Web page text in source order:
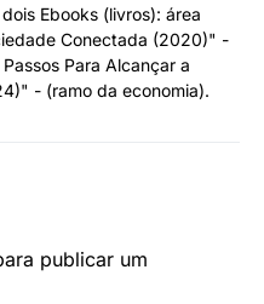
Ebooks (livros): área
Conectada (2020)" -
Para Alcançar a
- (ramo da economia).
publicar um